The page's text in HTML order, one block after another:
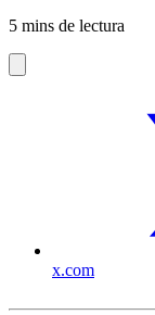
5 mins de lectura
x.com